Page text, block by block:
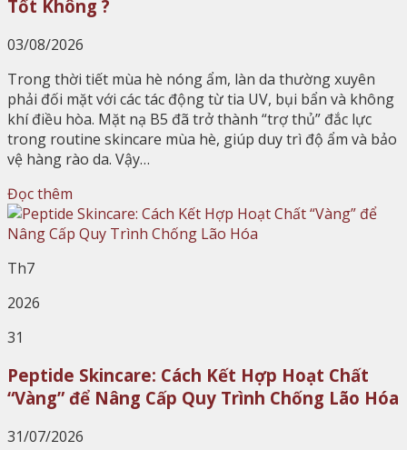
Tốt Không ?
03/08/2026
Trong thời tiết mùa hè nóng ẩm, làn da thường xuyên
phải đối mặt với các tác động từ tia UV, bụi bẩn và không
khí điều hòa. Mặt nạ B5 đã trở thành “trợ thủ” đắc lực
trong routine skincare mùa hè, giúp duy trì độ ẩm và bảo
vệ hàng rào da. Vậy…
Đọc thêm
Th7
2026
31
Peptide Skincare: Cách Kết Hợp Hoạt Chất
“Vàng” để Nâng Cấp Quy Trình Chống Lão Hóa
31/07/2026